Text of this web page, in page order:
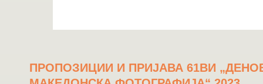
ПРОПОЗИЦИИ И ПРИЈАВА 61ВИ